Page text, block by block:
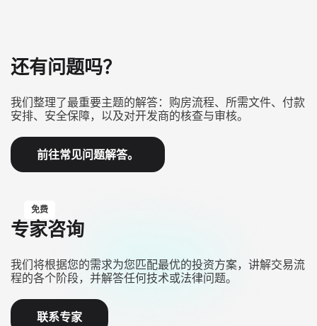
还有问题吗？
我们整理了最重要主题的解答：购房流程、所需文件、付款
安排、安全保障，以及对开发商的核查与审核。
前往常见问题解答。
免费
专家咨询
我们将根据您的需求为您匹配最优的投资方案，讲解交易流
程的各个阶段，并解答任何技术或法律问题。
联系专家